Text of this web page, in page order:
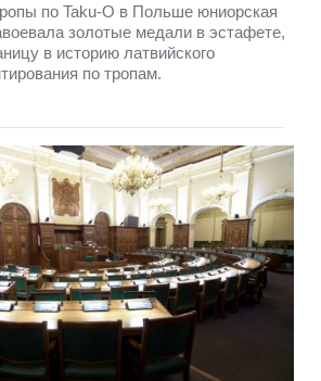
по Taku-O в Польше юниорская
золотые медали в эстафете,
в историю латвийского
по тропам.